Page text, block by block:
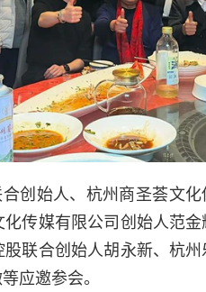
创始人、杭州商圣荟文
传媒有限公司创始人范
联合创始人胡永新、杭
应邀参会。